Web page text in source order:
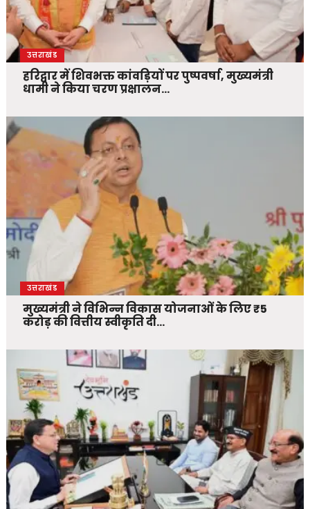
उत्तराखंड
हरिद्वार में शिवभक्त कांवड़ियों पर पुष्पवर्षा, मुख्यमंत्री
धामी ने किया चरण प्रक्षालन…
उत्तराखंड
मुख्यमंत्री ने विभिन्न विकास योजनाओं के लिए ₹5
करोड़ की वित्तीय स्वीकृति दी…